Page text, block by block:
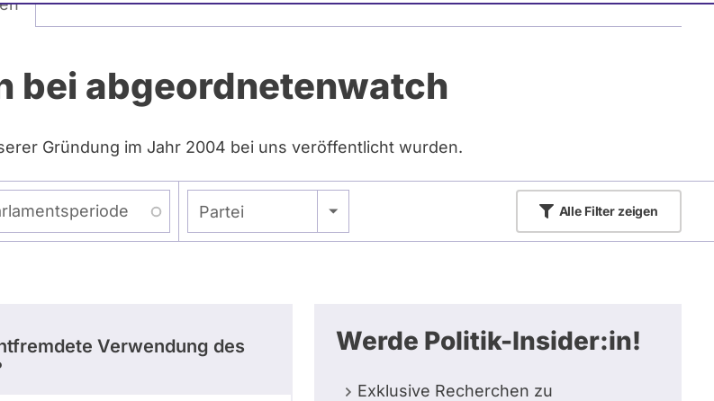
bei abgeordnetenwatch
Gründung im Jahr 2004 bei uns veröffentlicht wurden.
Partei
- Alle - AlleFilter zeigen
Verwendung des
Werde Politik-Insider:in!
Exklusive Recherchen zu